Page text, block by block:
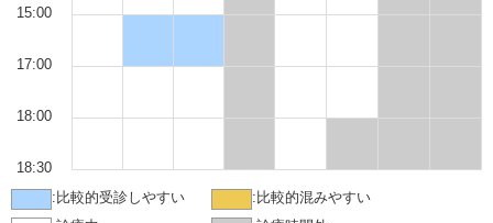
15:00
17:00
18:00
18:30
: 比較的受診しやすい : 比較的混みやすい